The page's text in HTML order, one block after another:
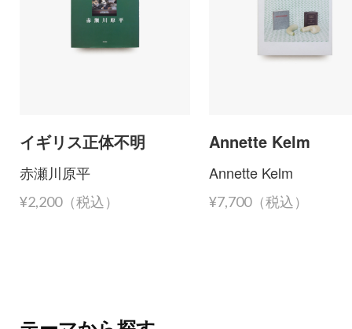
イギリス正体不明
赤瀬川原平
¥2,200（税込）
Annette Kelm
Annette Kelm
¥7,700（税込）